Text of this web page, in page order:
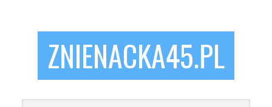
ZNIENACKA45.PL